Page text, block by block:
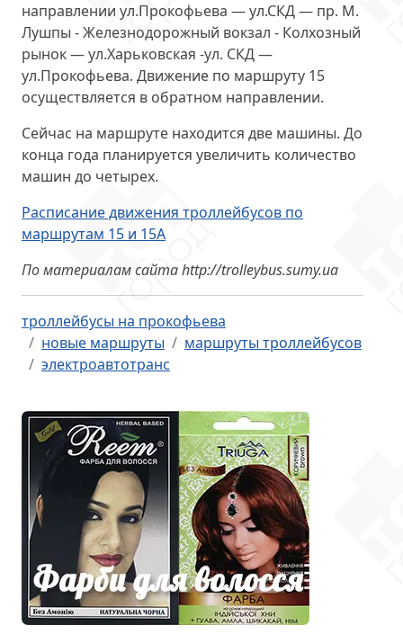
направлении ул.Прокофьева — ул.СКД — пр. М.
Лушпы - Железнодорожный вокзал - Колхозный
рынок — ул.Харьковская -ул. СКД —
ул.Прокофьева. Движение по маршруту 15
осуществляется в обратном направлении.
Сейчас на маршруте находится две машины. До
конца года планируется увеличить количество
машин до четырех.
Расписание движения троллейбусов по
маршрутам 15 и 15А
По материалам сайта http://trolleybus.sumy.ua
троллейбусы на прокофьева
новые маршруты
маршруты троллейбусов
электроавтотранс